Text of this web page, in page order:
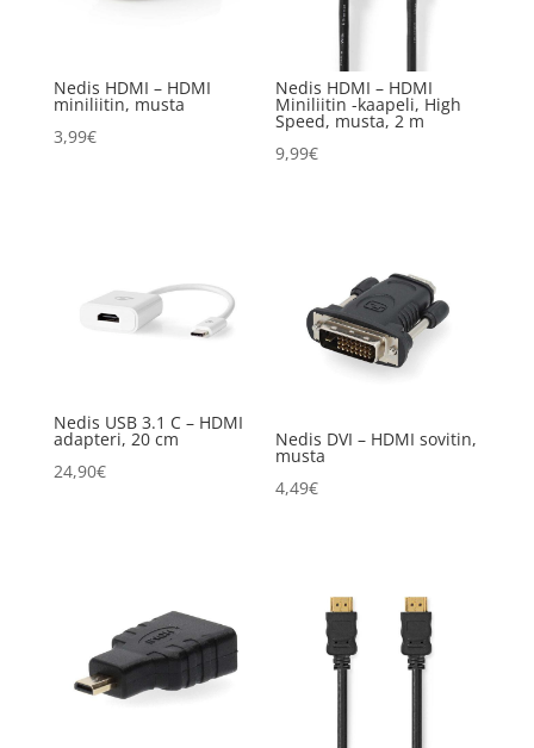
Nedis HDMI – HDMI
miniliitin, musta
3,99€
Nedis HDMI – HDMI
Miniliitin -kaapeli, High
Speed, musta, 2 m
9,99€
Nedis USB 3.1 C – HDMI
adapteri, 20 cm
24,90€
Nedis DVI – HDMI sovitin,
musta
4,49€